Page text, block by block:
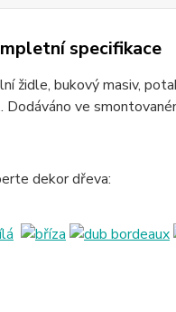
specifikace
židle, bukový masiv,
Dodáváno ve
dekor dřeva: